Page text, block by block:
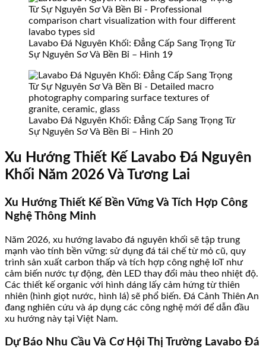
Lavabo Đá Nguyên Khối: Đẳng Cấp Sang Trọng Từ
Sự Nguyên Sơ Và Bền Bỉ – Hình 19
Lavabo Đá Nguyên Khối: Đẳng Cấp Sang Trọng Từ
Sự Nguyên Sơ Và Bền Bỉ – Hình 20
Xu Hướng Thiết Kế Lavabo Đá Nguyên
Khối Năm 2026 Và Tương Lai
Xu Hướng Thiết Kế Bền Vững Và Tích Hợp Công
Nghệ Thông Minh
Năm 2026, xu hướng lavabo đá nguyên khối sẽ tập trung
mạnh vào tính bền vững: sử dụng đá tái chế từ mỏ cũ, quy
trình sản xuất carbon thấp và tích hợp công nghệ IoT như
cảm biến nước tự động, đèn LED thay đổi màu theo nhiệt độ.
Các thiết kế organic với hình dáng lấy cảm hứng từ thiên
nhiên (hình giọt nước, hình lá) sẽ phổ biến. Đá Cảnh Thiên An
đang nghiên cứu và áp dụng các công nghệ mới để dẫn đầu
xu hướng này tại Việt Nam.
Dự Báo Nhu Cầu Và Cơ Hội Thị Trường Lavabo Đá